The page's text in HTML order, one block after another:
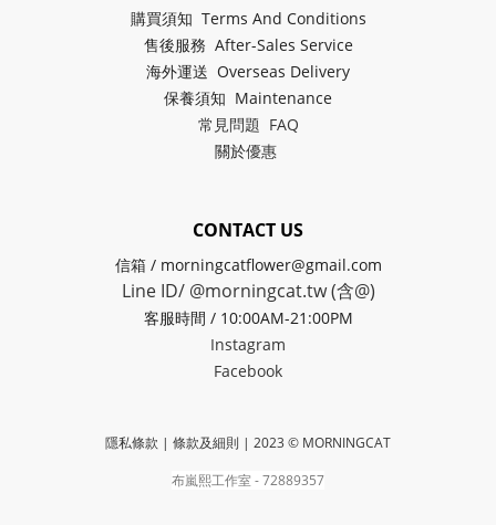
購買須知 Terms And Conditions
售後服務 After-Sales Service
海外運送 Overseas Delivery
保養須知 Maintenance
常見問題 FAQ
關於優惠
CONTACT US
信箱 / morningcatflower@gmail.com
Line ID/ @morningcat.tw (含@)
客服時間 / 10:00AM-21:00PM
Instagram
Facebook
隱私條款 | 條款及細則 | 2023 © MORNINGCAT
布嵐熙工作室 - 72889357